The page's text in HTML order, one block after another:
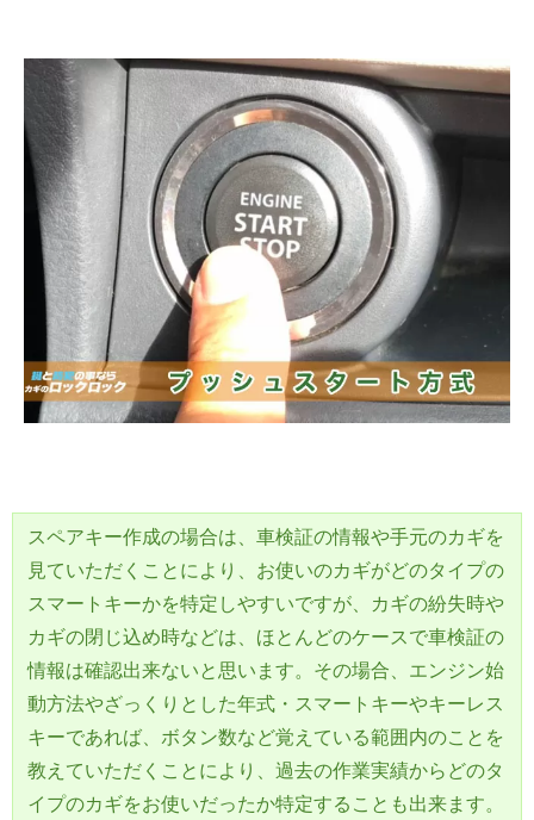
スペアキー作成の場合は、車検証の情報や手元のカギを
見ていただくことにより、お使いのカギがどのタイプの
スマートキーかを特定しやすいですが、カギの紛失時や
カギの閉じ込め時などは、ほとんどのケースで車検証の
情報は確認出来ないと思います。その場合、エンジン始
動方法やざっくりとした年式・スマートキーやキーレス
キーであれば、ボタン数など覚えている範囲内のことを
教えていただくことにより、過去の作業実績からどのタ
イプのカギをお使いだったか特定することも出来ます。